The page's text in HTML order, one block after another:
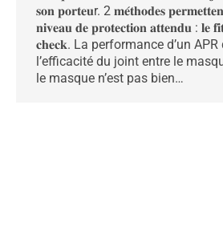
𝐬𝐨𝐧 𝐩𝐨𝐫𝐭𝐞𝐮r. 2 𝐦𝐞́𝐭𝐡𝐨𝐝𝐞𝐬
𝐧𝐢𝐯𝐞𝐚𝐮 𝐝𝐞 𝐩𝐫𝐨𝐭𝐞𝐜𝐭𝐢𝐨𝐧 𝐚𝐭𝐭𝐞𝐧𝐝𝐮 : 𝐥𝐞 𝐟𝐢𝐭-
𝐜𝐡𝐞𝐜𝐤. La performance d’un
l’efficacité du joint entre le
le masque n’est pas bien…